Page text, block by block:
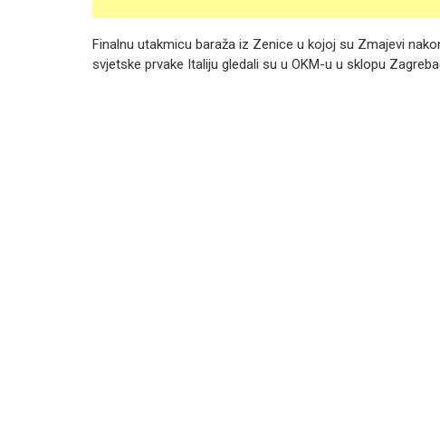
Finalnu utakmicu baraža iz Zenice u kojoj su Zmajevi
svjetske prvake Italiju gledali su u OKM-u u sklopu